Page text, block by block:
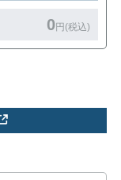
0円(税込)